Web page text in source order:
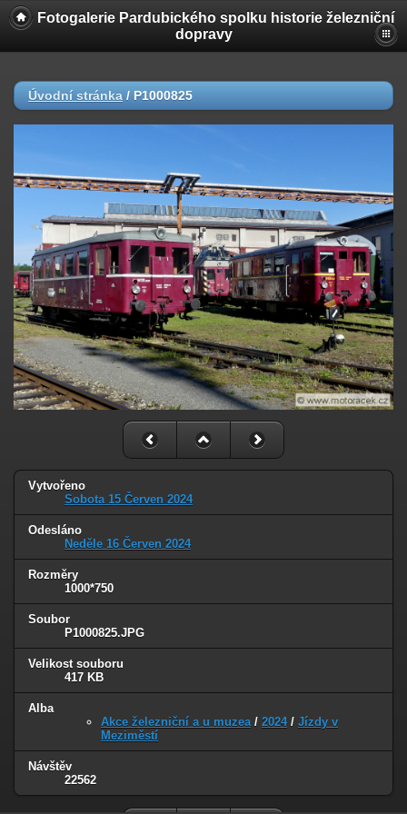
Fotogalerie Pardubického spolku historie železniční
dopravy
Úvodní stránka / P1000825
Vytvořeno
Sobota 15 Červen 2024
Odesláno
Neděle 16 Červen 2024
Rozměry
1000*750
Soubor
P1000825.JPG
Velikost souboru
417 KB
Alba
Akce železniční a u muzea / 2024/ Jízdy v
Meziměstí
Návštěv
22562